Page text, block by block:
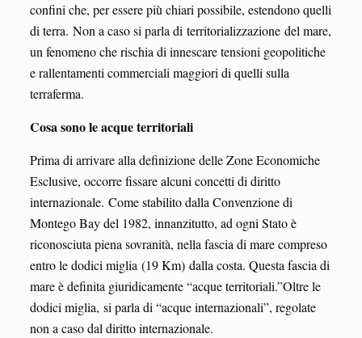
confini che, per essere più chiari possibile, estendono quelli
di terra. Non a caso si parla di territorializzazione del mare,
un fenomeno che rischia di innescare tensioni geopolitiche
e rallentamenti commerciali maggiori di quelli sulla
terraferma.
Cosa sono le acque territoriali
Prima di arrivare alla definizione delle Zone Economiche
Esclusive, occorre fissare alcuni concetti di diritto
internazionale. Come stabilito dalla Convenzione di
Montego Bay del 1982, innanzitutto, ad ogni Stato è
riconosciuta piena sovranità, nella fascia di mare compreso
entro le dodici miglia (19 Km) dalla costa. Questa fascia di
mare è definita giuridicamente “acque territoriali.”Oltre le
dodici miglia, si parla di “acque internazionali”, regolate
non a caso dal diritto internazionale.